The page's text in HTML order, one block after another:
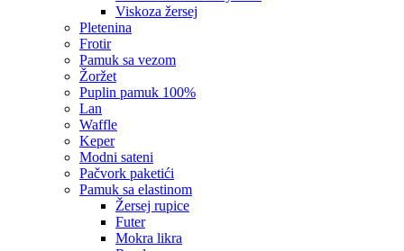
viskoza žersej
pletenina
frotir
pamuk sa vezom
žoržet
puplin pamuk 100%
lan
waffle
keper
modni sateni
pačvork paketići
pamuk sa elastinom
žersej rupice
futer
mokra likra